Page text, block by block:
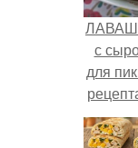
ЛАВАШ
с
для
на